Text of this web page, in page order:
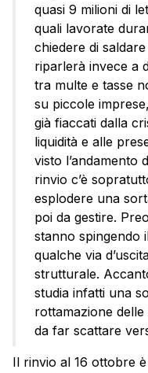
quasi 9 milioni di
quali lavorate
chiedere di
riparlerà invece a
tra multe e tasse
su piccole
già fiaccati dalla
liquidità e alle
visto l’andamento
rinvio c’è
esplodere una
poi da gestire.
stanno spingendo
qualche via
strutturale.
studia infatti una
rottamazione
da far scattare
Il rinvio al 16 ottobre